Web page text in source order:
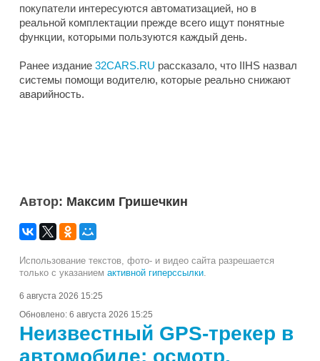
покупатели интересуются автоматизацией, но в
реальной комплектации прежде всего ищут понятные
функции, которыми пользуются каждый день.
Ранее издание 32CARS.RU рассказало, что IIHS назвал
системы помощи водителю, которые реально снижают
аварийность.
Автор: Максим Гришечкин
Использование текстов, фото- и видео сайта разрешается
только с указанием активной гиперссылки.
6 августа 2026 15:25
Обновлено: 6 августа 2026 15:25
Неизвестный GPS-трекер в